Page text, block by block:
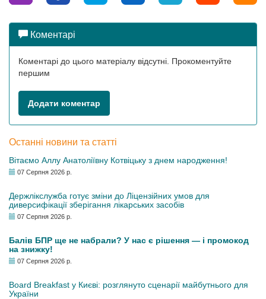
Коментарі
Коментарі до цього матеріалу відсутні. Прокоментуйте
першим
Додати коментар
Останні новини та статті
Вітаємо Аллу Анатоліївну Котвіцьку з днем народження!
07 Серпня 2026 р.
Держлікслужба готує зміни до Ліцензійних умов для
диверсифікації зберігання лікарських засобів
07 Серпня 2026 р.
Балів БПР ще не набрали? У нас є рішення — і промокод
на знижку!
07 Серпня 2026 р.
Board Breakfast у Києві: розглянуто сценарії майбутнього для
України